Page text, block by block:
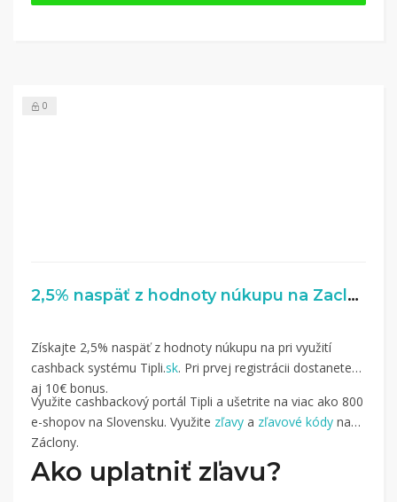
0
2,5% naspäť z hodnoty núkupu na Zaclony.sk
Získajte 2,5% naspäť z hodnoty núkupu na pri využití
cashback systému Tipli.sk. Pri prvej registrácii dostanete
aj 10€ bonus.
Využite cashbackový portál Tipli a ušetrite na viac ako 800
e-shopov na Slovensku. Využite zľavy a zľavové kódy na
Záclony.
Ako uplatniť zľavu?